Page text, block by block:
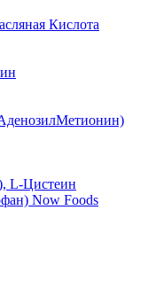
Кислота
L-Цистеин
Now Foods